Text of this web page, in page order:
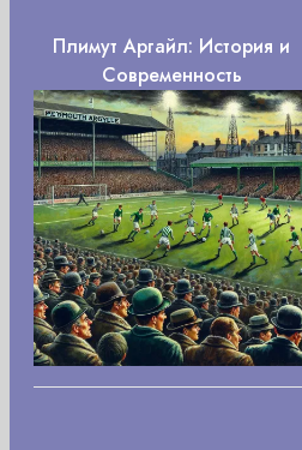
Плимут Аргайл: История и
Современность